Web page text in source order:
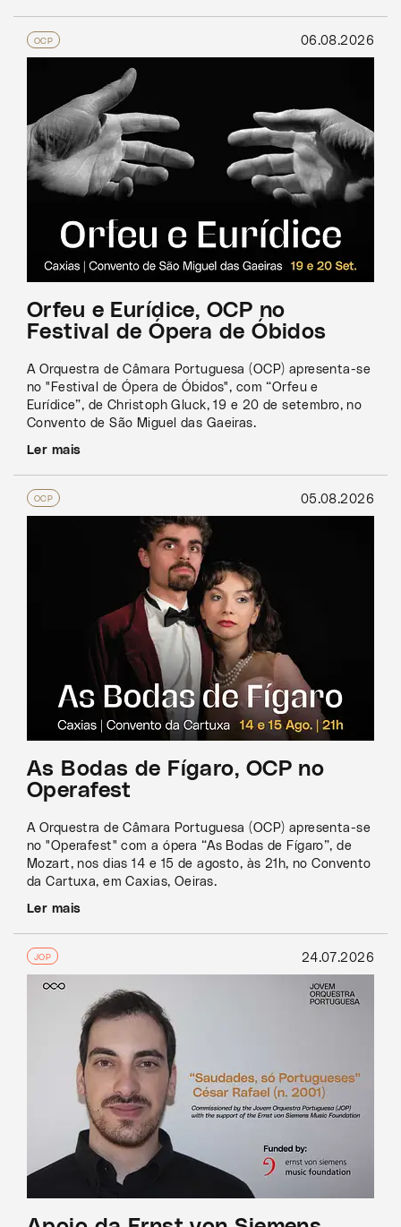
OCP 06.08.2026
Orfeu e Eurídice, OCP no
Festival de Ópera de Óbidos
A Orquestra de Câmara Portuguesa (OCP) apresenta-se
no "Festival de Ópera de Óbidos", com “Orfeu e
Eurídice”, de Christoph Gluck, 19 e 20 de setembro, no
Convento de São Miguel das Gaeiras.
Ler mais
OCP 05.08.2026
As Bodas de Fígaro, OCP no
Operafest
A Orquestra de Câmara Portuguesa (OCP) apresenta-se
no "Operafest" com a ópera “As Bodas de Fígaro”, de
Mozart, nos dias 14 e 15 de agosto, às 21h, no Convento
da Cartuxa, em Caxias, Oeiras.
Ler mais
JOP 24.07.2026